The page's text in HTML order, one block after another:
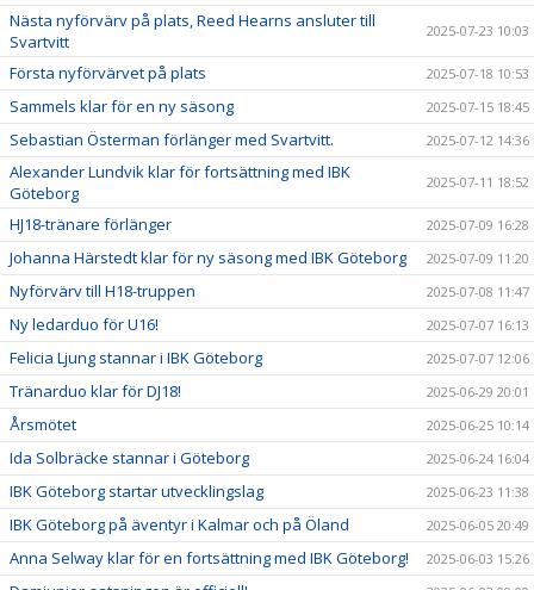
Nästa nyförvärv på plats, Reed Hearns ansluter till
Svartvitt
2025-07-23 10:03
Första nyförvärvet på plats 2025-07-18 10:53
Sammels klar för en ny säsong 2025-07-15 18:45
Sebastian Österman förlänger med Svartvitt. 2025-07-12 14:36
Alexander Lundvik klar för fortsättning med IBK
Göteborg
2025-07-11 18:52
HJ18-tränare förlänger 2025-07-09 16:28
Johanna Härstedt klar för ny säsong med IBK Göteborg 2025-07-09 11:20
Nyförvärv till H18-truppen 2025-07-08 11:47
Ny ledarduo för U16! 2025-07-07 16:13
Felicia Ljung stannar i IBK Göteborg 2025-07-07 12:06
Tränarduo klar för DJ18! 2025-06-29 20:01
Årsmötet 2025-06-25 10:14
Ida Solbräcke stannar i Göteborg 2025-06-24 16:04
IBK Göteborg startar utvecklingslag 2025-06-23 11:38
IBK Göteborg på äventyr i Kalmar och på Öland 2025-06-05 20:49
Anna Selway klar för en fortsättning med IBK Göteborg! 2025-06-03 15:26